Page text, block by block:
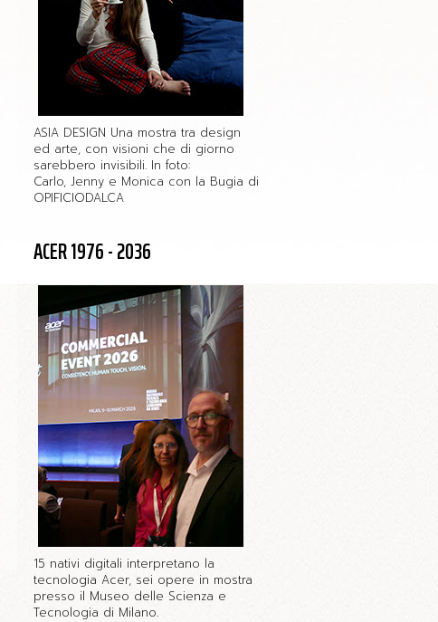
ASIA DESIGN Una mostra tra design
ed arte, con visioni che di giorno
sarebbero invisibili. In foto:
Carlo, Jenny e Monica con la Bugia di
OPIFICIODALCA
ACER 1976 - 2036
15 nativi digitali interpretano la
tecnologia Acer, sei opere in mostra
presso il Museo delle Scienza e
Tecnologia di Milano.